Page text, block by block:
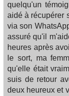
quelqu'un
aidé à récupérer
via son
assuré qu'il
heures après
le sort, ma
qu'elle était
suis de retour
deux heureux et